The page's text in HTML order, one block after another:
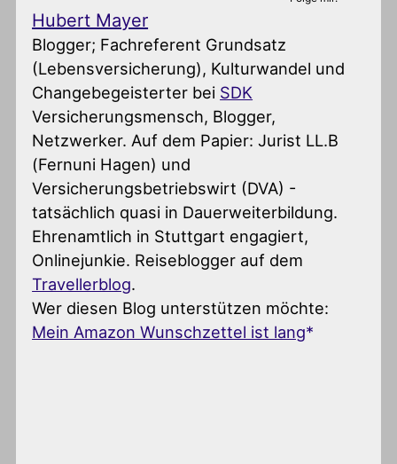
Hubert Mayer
Blogger; Fachreferent Grundsatz
(Lebensversicherung), Kulturwandel und
Changebegeisterter bei SDK
Versicherungsmensch, Blogger,
Netzwerker. Auf dem Papier: Jurist LL.B
(Fernuni Hagen) und
Versicherungsbetriebswirt (DVA) -
tatsächlich quasi in Dauerweiterbildung.
Ehrenamtlich in Stuttgart engagiert,
Onlinejunkie. Reiseblogger auf dem
Travellerblog.
Wer diesen Blog unterstützen möchte:
Mein Amazon Wunschzettel ist lang